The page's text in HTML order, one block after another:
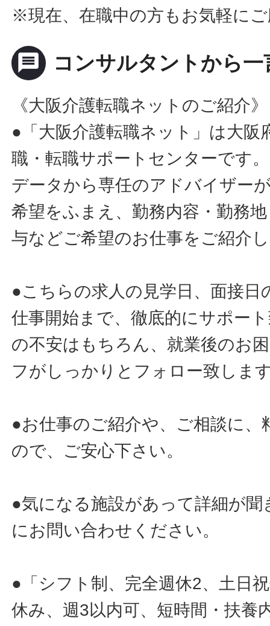
※現在、在職中の方もお気軽に
message コンサルタントから一
《大阪介護転職ネットのご紹介》
●「大阪介護転職ネット」は大阪
職・転職サポートセンターです
データから専任のアドバイザー
希望をふまえ、勤務内容・勤務
与などご希望のお仕事をご紹介
●こちらの求人の見学日、面接日
仕事開始まで、徹底的にサポー
の不安はもちろん、就業後のお
フがしっかりとフォロー致しま
●お仕事のご紹介や、ご相談に
ので、ご安心下さい。
●気になる施設があって詳細が
にお問い合わせください。
●「シフト制、完全週休2、土日
休み、週3以内可、短時間・扶養